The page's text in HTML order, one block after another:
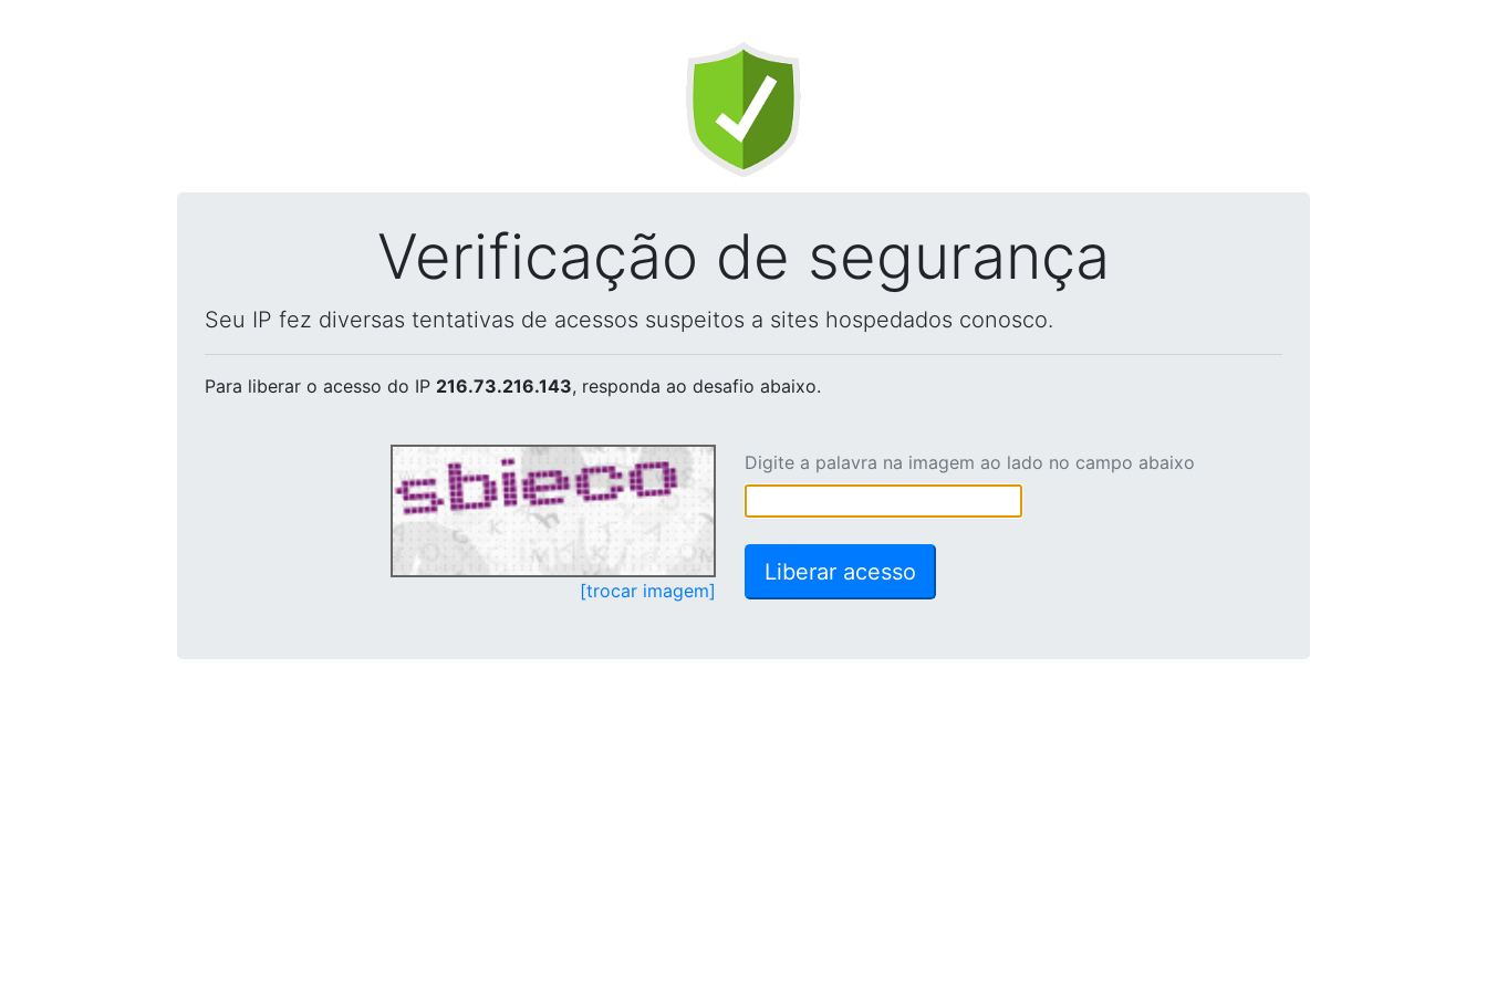
Verificação de segurança
Seu IP fez diversas tentativas de acessos suspeitos a sites hospedados conosco.
Para liberar o acesso do IP 216.73.216.143, responda ao desafio abaixo.
[trocar imagem]
Digite a palavra na imagem ao lado no campo abaixo